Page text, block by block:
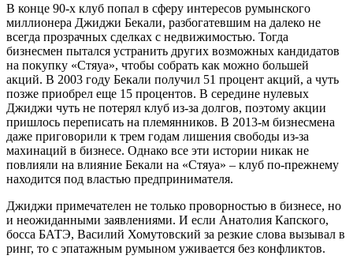
В конце 90-х клуб попал в сферу интересов румынского
миллионера Джиджи Бекали, разбогатевшим на далеко не
всегда прозрачных сделках с недвижимостью. Тогда
бизнесмен пытался устранить других возможных кандидатов
на покупку «Стяуа», чтобы собрать как можно большей
акций. В 2003 году Бекали получил 51 процент акций, а чуть
позже приобрел еще 15 процентов. В середине нулевых
Джиджи чуть не потерял клуб из-за долгов, поэтому акции
пришлось переписать на племянников. В 2013-м бизнесмена
даже приговорили к трем годам лишения свободы из-за
махинаций в бизнесе. Однако все эти истории никак не
повлияли на влияние Бекали на «Стяуа» – клуб по-прежнему
находится под властью предпринимателя.
Джиджи примечателен не только проворностью в бизнесе, но
и неожиданными заявлениями. И если Анатолия Капского,
босса БАТЭ, Василий Хомутовский за резкие слова вызывал в
ринг, то с эпатажным румыном уживается без конфликтов.